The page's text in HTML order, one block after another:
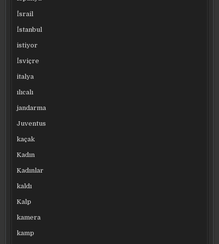
İsrail
İstanbul
istiyor
İsviçre
italya
ılıcalı
jandarma
Juventus
kaçak
Kadın
Kadınlar
kaldı
Kalp
kamera
kamp